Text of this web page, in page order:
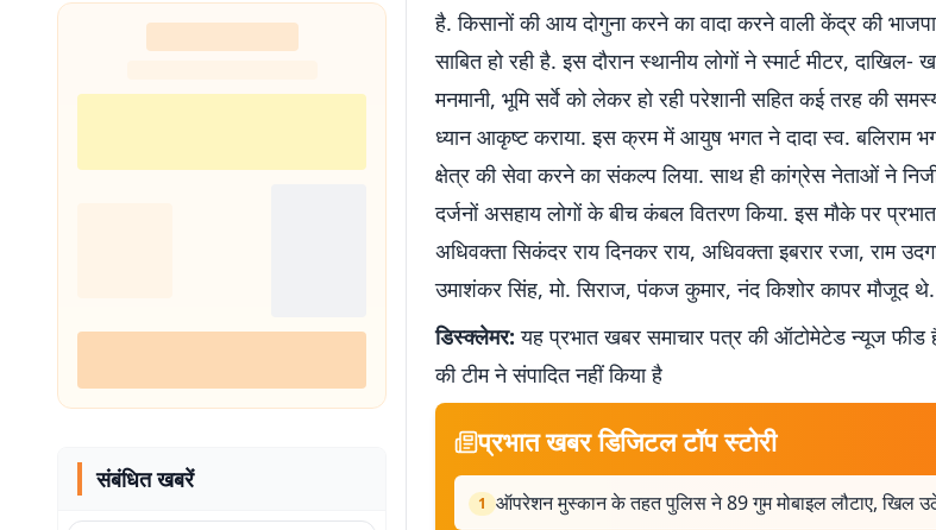
संबंधित खबरें
है. किसानों की आय दोगुना करने का वादा करने वाली केंद्र की
साबित हो रही है. इस दौरान स्थानीय लोगों ने स्मार्ट मीटर, दाखिल-
मनमानी, भूमि सर्वे को लेकर हो रही परेशानी सहित कई तरह की
ध्यान आकृष्ट कराया. इस क्रम में आयुष भगत ने दादा स्व. बलिराम
क्षेत्र की सेवा करने का संकल्प लिया. साथ ही कांग्रेस नेताओं ने
दर्जनों असहाय लोगों के बीच कंबल वितरण किया. इस मौके पर
अधिवक्ता सिकंदर राय दिनकर राय, अधिवक्ता इबरार रजा, राम
उमाशंकर सिंह, मो. सिराज, पंकज कुमार, नंद किशोर कापर मौजूद थे.
डिस्क्लेमर: यह प्रभात खबर समाचार पत्र की ऑटोमेटेड न्यूज फीड
की टीम ने संपादित नहीं किया है
प्रभात खबर डिजिटल टॉप स्टोरी
1 ऑपरेशन मुस्कान के तहत पुलिस ने 89 गुम मोबाइल लौटाए, खिल